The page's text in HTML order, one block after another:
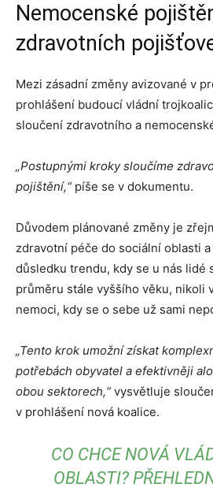
Nemocenské
zdravotních
Mezi zásadní změny avizované v
prohlášení budoucí vládní
sloučení zdravotního a
„Postupnými kroky sloučíme
pojištění,“ píše se v dokumentu.
Důvodem plánované změny je
zdravotní péče do sociální oblasti a
důsledku trendu, kdy se u nás lidé
průměru stále vyššího věku, nikoli
nemoci, kdy se o sebe už sami
„Tento krok umožní získat
potřebách obyvatel a efektivněji
obou sektorech,“vysvětluje
v prohlášení nová koalice.
CO CHCE NOVÁ
OBLASTI?